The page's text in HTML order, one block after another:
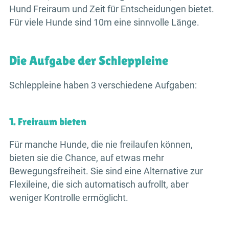
Hund Freiraum und Zeit für Entscheidungen bietet.
Für viele Hunde sind 10m eine sinnvolle Länge.
Die Aufgabe der Schleppleine
Schleppleine haben 3 verschiedene Aufgaben:
1. Freiraum bieten
Für manche Hunde, die nie freilaufen können,
bieten sie die Chance, auf etwas mehr
Bewegungsfreiheit. Sie sind eine Alternative zur
Flexileine, die sich automatisch aufrollt, aber
weniger Kontrolle ermöglicht.